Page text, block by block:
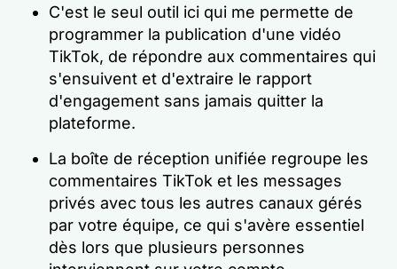
C'est le seul outil ici qui me permette de
programmer la publication d'une vidéo
TikTok, de répondre aux commentaires qui
s'ensuivent et d'extraire le rapport
d'engagement sans jamais quitter la
plateforme.
La boîte de réception unifiée regroupe les
commentaires TikTok et les messages
privés avec tous les autres canaux gérés
par votre équipe, ce qui s'avère essentiel
dès lors que plusieurs personnes